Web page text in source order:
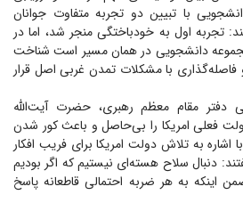
با تبیین دو تجربه متفاوت جوانان
تجربه اول به خودباختگی منجر شد، اما در
دانشجویی در همان مسیر است شناخت
فاصله‌گذاری با مشکلات تمدن غربی اصل قرار
دفتر مقام معظم رهبری، حضرت آیت‌الله
فعلی امریکا را بی‌حاصل و باعث کور شدن
اشاره به تلاش دولت امریکا برای فریب افکار
دنبال سلاح هسته‌ای نیستیم که اگر بودیم
اینکه به هر ضربه احتمالی قاطعانه پاسخ